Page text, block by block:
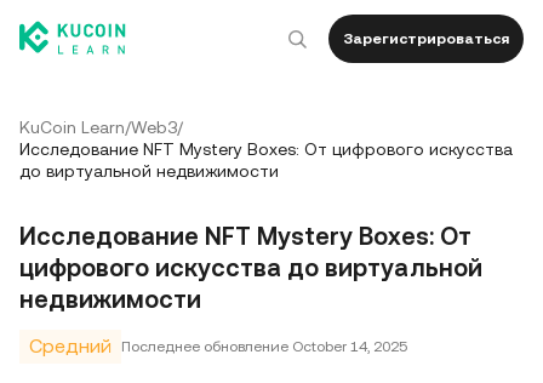
Зарегистрироваться
KuCoin Learn/Web3/
Исследование NFT Mystery Boxes: От цифрового искусства
до виртуальной недвижимости
Исследование NFT Mystery Boxes: От
цифрового искусства до виртуальной
недвижимости
Средний Последнее обновление October 14, 2025